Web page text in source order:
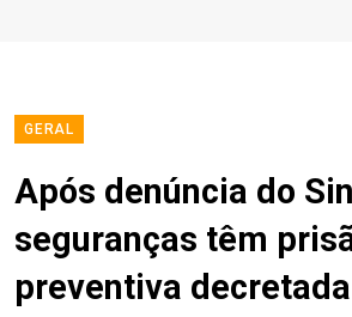
GERAL
Após denúncia do
seguranças têm
preventiva